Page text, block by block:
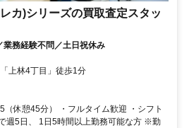
カ)シリーズの買取査定スタッ
務経験不問／土日祝休み
上林4丁目」徒歩1分
休憩45分） ・フルタイム歓迎 ・シフト
週5日、 1日5時間以上勤務可能な方 ※勤